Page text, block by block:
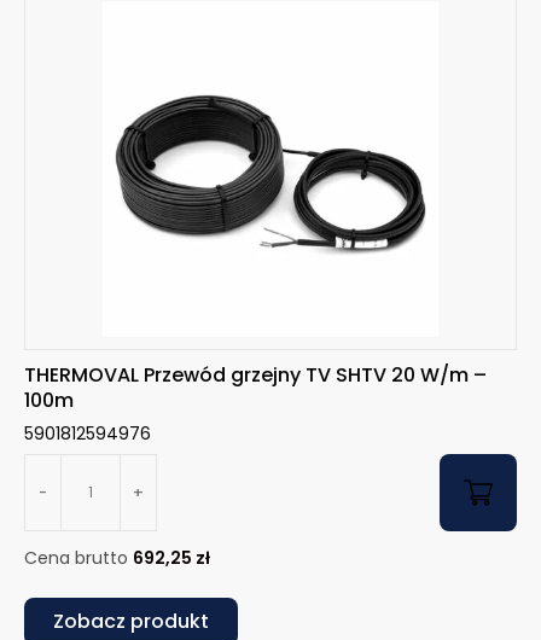
THERMOVAL Przewód grzejny TV SHTV 20 W/m –
100m
5901812594976
- +
Cena brutto 692,25 zł
Zobacz produkt